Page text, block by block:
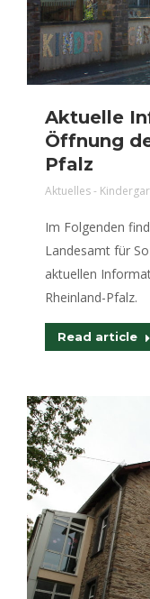
Aktuelle
Öffnung
Pfalz
Aktuelles -
Im Folgenden
Landesamt für
aktuellen
Rheinland-Pfalz.
Read article